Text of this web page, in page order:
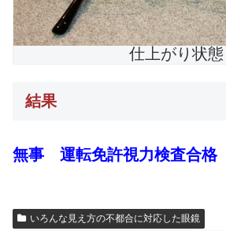
仕上がり状態
結果
無事 運転免許視力検査合格
いろんな見え方の不都合に対応した眼鏡